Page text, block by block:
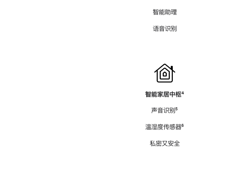
智能助理
语音识别
智能家居中枢脚
⁴
声音识别脚
⁵
温湿度传感器脚
⁶
私密又安全